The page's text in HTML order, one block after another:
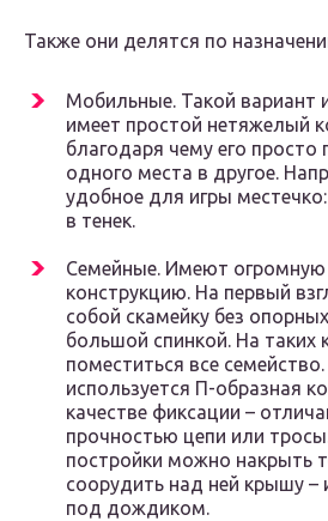
Также они делятся по
Мобильные. Такой вариант
имеет простой нетяжелый
благодаря чему его просто
одного места в другое.
удобное для игры
в тенек.
Семейные. Имеют
конструкцию. На первый
собой скамейку без
большой спинкой. На таких
поместиться все
используется П-образная
качестве фиксации –
прочностью цепи или
постройки можно накрыть
соорудить над ней крышу –
под дождиком.